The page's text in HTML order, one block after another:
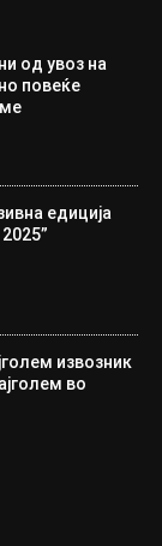
од увоз на
повеќе
едиција
извозник
во